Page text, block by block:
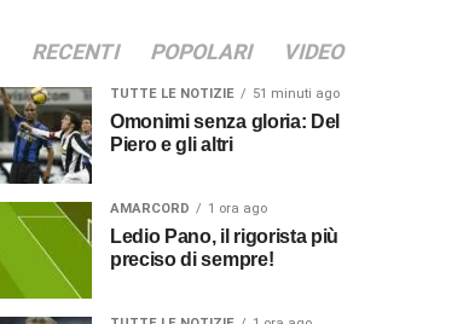
RECENTI POPOLARI VIDEO
TUTTE LE NOTIZIE 51 minuti ago
Omonimi senza gloria: Del
Piero e gli altri
AMARCORD 1 ora ago
Ledio Pano, il rigorista più
preciso di sempre!